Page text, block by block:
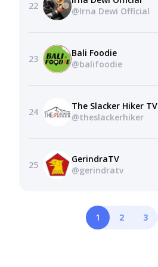
22
@Irna Dewi Official
23
Bali Foodie
@balifoodie
24
The Slacker Hiker TV
@theslackerhiker
25
GerindraTV
@gerindratv
1 2 3